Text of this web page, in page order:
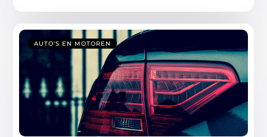
AUTO'S EN MOTOREN